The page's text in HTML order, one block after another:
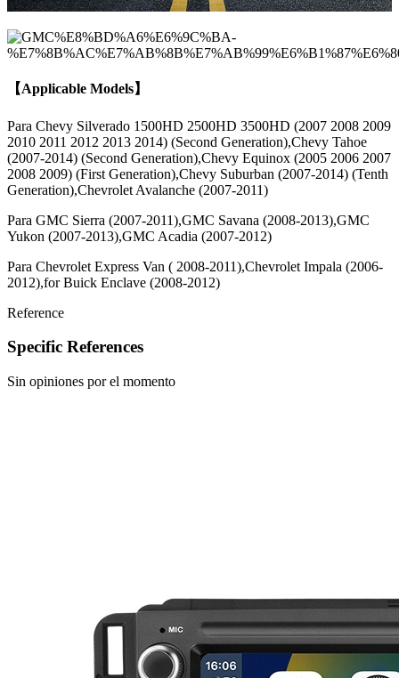
【Applicable Models】
Para Chevy Silverado 1500HD 2500HD 3500HD (2007 2008 2009
2010 2011 2012 2013 2014) (Second Generation),Chevy Tahoe
(2007-2014) (Second Generation),Chevy Equinox (2005 2006 2007
2008 2009) (First Generation),Chevy Suburban (2007-2014) (Tenth
Generation),Chevrolet Avalanche (2007-2011)
Para GMC Sierra (2007-2011),GMC Savana (2008-2013),GMC
Yukon (2007-2013),GMC Acadia (2007-2012)
Para Chevrolet Express Van ( 2008-2011),Chevrolet Impala (2006-
2012),for Buick Enclave (2008-2012)
Reference
Specific References
Sin opiniones por el momento